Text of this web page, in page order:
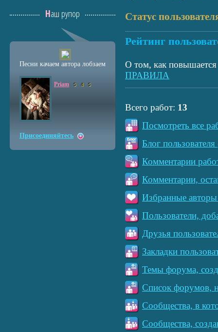
Статус
Рейтинг
О том, как повышается
ПРАВИЛА
Всего работ: 13
Посмотреть все
Блог
Комментарии
Комментарии,
Избранные авторы
Пользователи,
Друзья
Закладки
Темы форума,
Список форумов,
Сообщества, в
Сообщества,
Наш рупор
Песни качаем автора лобзаем
Priam 5 4 5
Присоединяйтесь